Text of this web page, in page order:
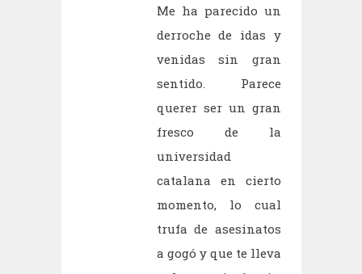
Me ha parecido un
derroche de idas y
venidas sin gran
sentido. Parece
querer ser un gran
fresco de la
universidad
catalana en cierto
momento, lo cual
trufa de asesinatos
a gogó y que te lleva